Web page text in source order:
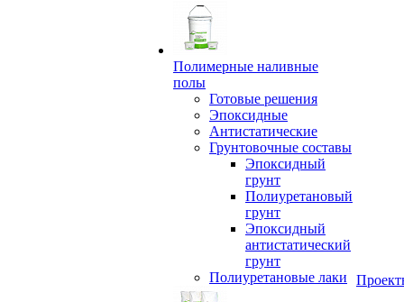
Полимерные наливные
полы
Готовые решения
Эпоксидные
Антистатические
Грунтовочные составы
Эпоксидный
грунт
Полиуретановый
грунт
Эпоксидный
антистатический
грунт
Полиуретановые лаки